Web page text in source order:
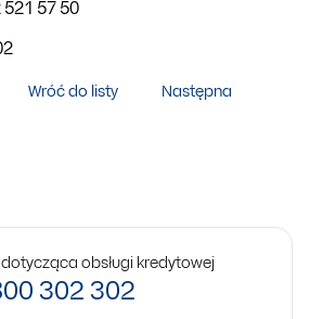
521 57 50
Wróć do listy Następna
obsługi kredytowej
302 302